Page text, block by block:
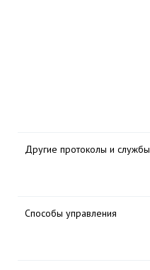
Другие протоколы и службы
Способы управления